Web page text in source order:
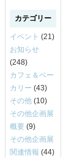
カテゴリー
イベント (21)
お知らせ
(248)
カフェ＆ベー
カリー (43)
その他 (10)
その他企画展
概要 (9)
その他企画展
関連情報 (44)